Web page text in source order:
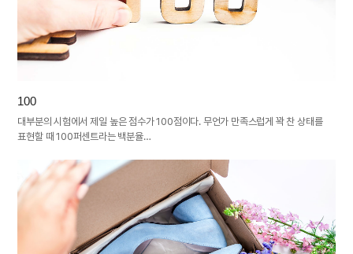
100
대부분의 시험에서 제일 높은 점수가 100점이다. 무언가 만족스럽게 꽉 찬 상태를
표현할 때 100퍼센트라는 백분율…